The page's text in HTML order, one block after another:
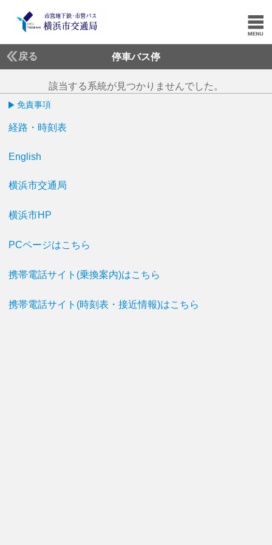
戻る 停車バス停
該当する系統が見つかりませんでした。
免責事項
経路・時刻表
English
横浜市交通局
横浜市HP
PCページはこちら
携帯電話サイト(乗換案内)はこちら
携帯電話サイト(時刻表・接近情報)はこちら